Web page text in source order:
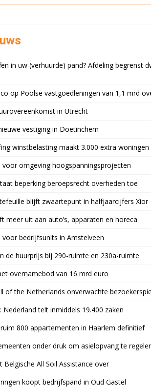
in uw (verhuurde) pand? Afdeling begrenst
op Poolse vastgoedleningen van 1,1 mrd
in Utrecht
vestiging in Doetinchem
winstbelasting maakt 3.000 extra
omgeving hoogspanningsprojecten
beperking beroepsrecht overheden toe
blijft zwaartepunt in halfjaarcijfers Xior
meer uit aan auto’s, apparaten en horeca
voor bedrijfsunits in Amstelveen
de huurprijs bij 290-ruimte en 230a-ruimte
overnamebod van 16 mrd euro
of the Netherlands onverwachte
telt inmiddels 19.400 zaken
800 appartementen in Haarlem definitief
onder druk om asielopvang te
Belgische All Soil Assistance over
koopt bedrijfspand in Oud Gastel